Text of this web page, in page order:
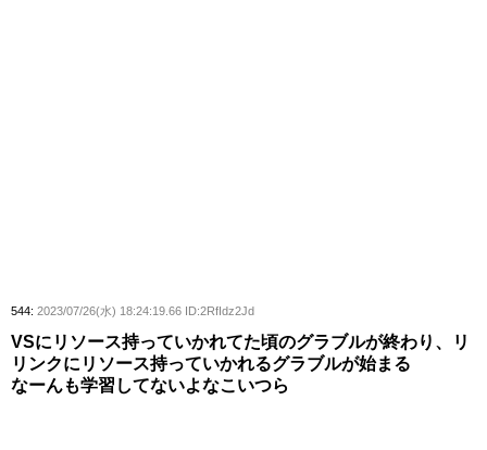
544: 2023/07/26(水) 18:24:19.66 ID:2RfIdz2Jd
VSにリソース持っていかれてた頃のグラブルが終わり、リ
リンクにリソース持っていかれるグラブルが始まる
なーんも学習してないよなこいつら